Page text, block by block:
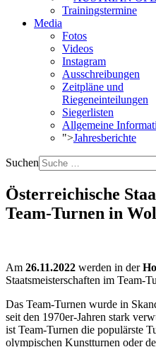
Trainingstermine
Media
Fotos
Videos
Instagram
Ausschreibungen
Zeitpläne und
Riegeneinteilungen
Siegerlisten
Allgemeine
">Jahresberichte
Suchen
Österreichische
Team-Turnen in
Am 26.11.2022 werden in der
Staatsmeisterschaften im Team-
Das Team-Turnen wurde in
seit den 1970er-Jahren stark
ist Team-Turnen die populärste
olympischen Kunstturnen oder